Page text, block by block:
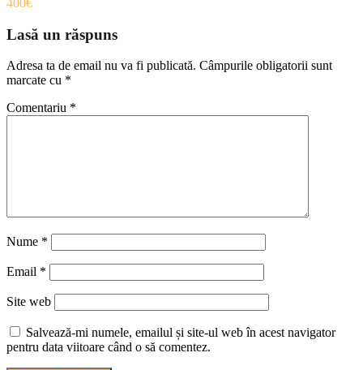
Lasă un răspuns
Adresa ta de email nu va fi publicată. Câmpurile obligatorii sunt
marcate cu *
Comentariu *
Nume *
Email *
Site web
Salvează-mi numele, emailul și site-ul web în acest navigator
pentru data viitoare când o să comentez.